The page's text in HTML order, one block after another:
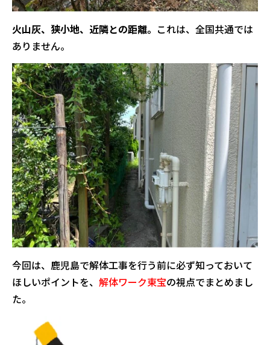
火山灰、狭小地、近隣との距離。 これは、全国共通では
ありません。
今回は、鹿児島で解体工事を行う前に必ず知っておいて
ほしいポイントを、 解体ワーク東宝の視点でまとめまし
た。